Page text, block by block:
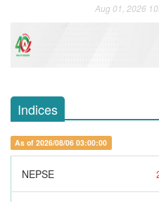
Aug 01, 2026
Indices
As of 2026/08/06 03:00:00
NEPSE